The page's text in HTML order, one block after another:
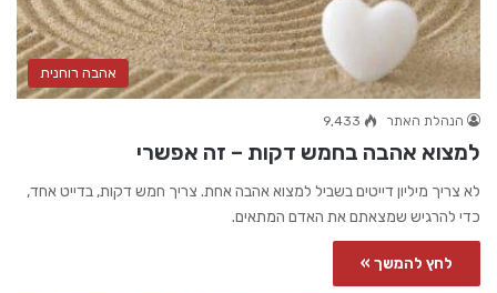
אהבה רוחנית
הנהלת האתר 9,433
למצוא אהבה בחמש דקות – זה אפשרי
לא צריך מיליון דייטים בשביל למצוא אהבה אחת. צריך חמש דקות, בדייט אחד,
כדי להרגיש שמצאתם את האדם המתאים.
לחץ להמשך »